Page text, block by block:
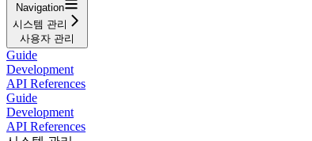
Navigation
시스템 관리
사용자 관리
Guide
Development
API References
Guide
Development
API References